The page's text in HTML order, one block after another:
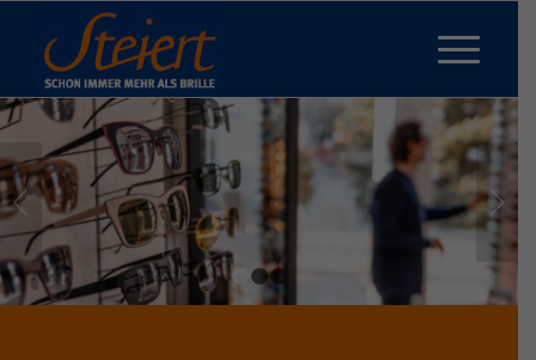
Weiter
2